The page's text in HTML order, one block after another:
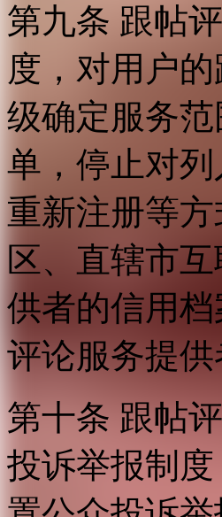
第九条 跟帖
度，对用户
级确定服务
单，停止对
重新注册等
区、直辖市
供者的信用
评论服务提
第十条 跟帖
投诉举报制